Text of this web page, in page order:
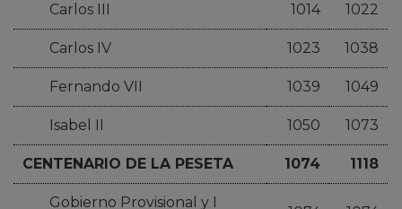
Carlos III 1014 1022
Carlos IV 1023 1038
Fernando VII 1039 1049
Isabel II 1050 1073
CENTENARIO DE LA PESETA 1074 1118
Gobierno Provisional y I